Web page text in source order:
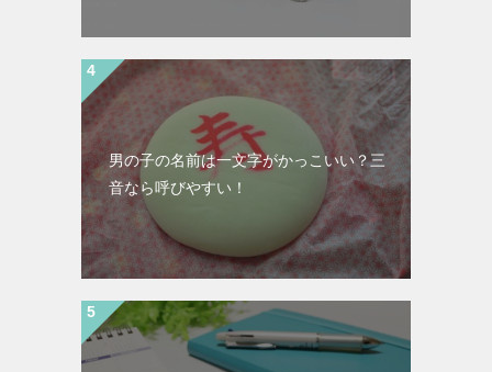
男の子の名前は一文字がかっこいい？三
音なら呼びやすい！